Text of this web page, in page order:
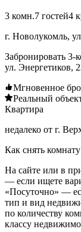
3 комн.7 гостей4
г. Новолукомль,
Забронировать 3-
ул. Энергетиков,
Мгновенное
Реальный
Квартира
недалеко от г.
Как снять
На сайте или в
— если ищете
«Посуточно» —
тип и вид
по количеству
классу